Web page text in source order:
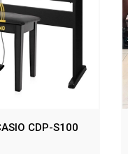
CDP-S100